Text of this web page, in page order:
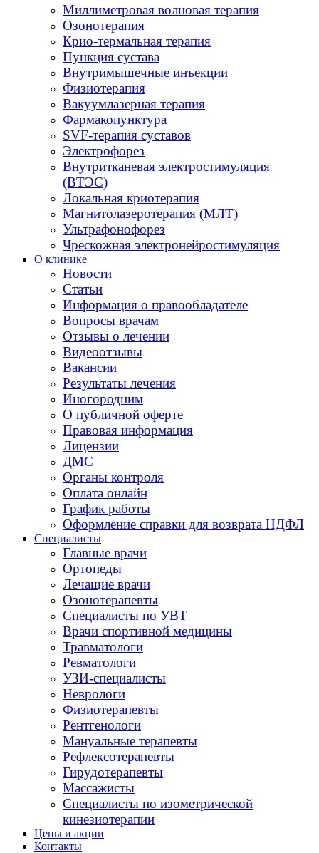
Миллиметровая волновая терапия
Озонотерапия
Крио-термальная терапия
Пункция сустава
Внутримышечные инъекции
Физиотерапия
Вакуумлазерная терапия
Фармакопунктура
SVF-терапия суставов
Электрофорез
Внутритканевая электростимуляция
(ВТЭС)
Локальная криотерапия
Магнитолазеротерапия (МЛТ)
Ультрафонофорез
Чрескожная электронейростимуляция
О клинике
Новости
Статьи
Информация о правообладателе
Вопросы врачам
Отзывы о лечении
Видеоотзывы
Вакансии
Результаты лечения
Иногородним
О публичной оферте
Правовая информация
Лицензии
ДМС
Органы контроля
Оплата онлайн
График работы
Оформление справки для возврата НДФЛ
Специалисты
Главные врачи
Ортопеды
Лечащие врачи
Озонотерапевты
Специалисты по УВТ
Врачи спортивной медицины
Травматологи
Ревматологи
УЗИ-специалисты
Неврологи
Физиотерапевты
Рентгенологи
Мануальные терапевты
Рефлексотерапевты
Гирудотерапевты
Массажисты
Специалисты по изометрической
кинезиотерапии
Цены и акции
Контакты